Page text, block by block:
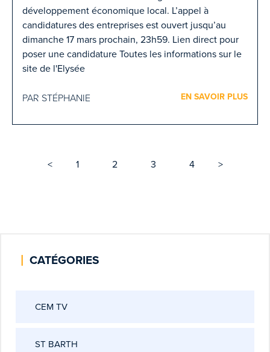
développement économique local. L’appel à
candidatures des entreprises est ouvert jusqu’au
dimanche 17 mars prochain, 23h59. Lien direct pour
poser une candidature Toutes les informations sur le
site de l'Elysée
PAR STÉPHANIE EN SAVOIR PLUS
< 1 2 3 4 >
| CATÉGORIES
CEM TV
ST BARTH